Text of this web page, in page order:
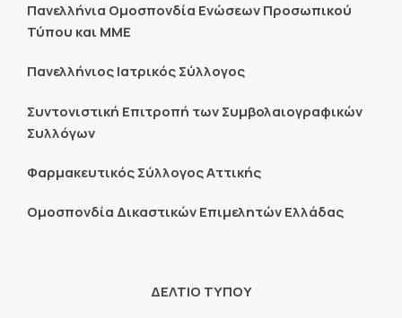
Πανελλήνια Ομοσπονδία Ενώσεων Προσωπικού
Τύπου και ΜΜΕ
Πανελλήνιος Ιατρικός Σύλλογος
Συντονιστική Επιτροπή των Συμβολαιογραφικών
Συλλόγων
Φαρμακευτικός Σύλλογος Αττικής
Ομοσπονδία Δικαστικών Επιμελητών Ελλάδας
ΔΕΛΤΙΟ ΤΥΠΟΥ